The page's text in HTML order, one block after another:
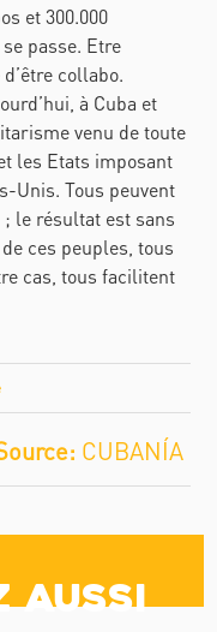
et 300.000
passe. Etre
collabo.
à Cuba et
venu de toute
les Etats imposant
Unis. Tous peuvent
le résultat est sans
ces peuples, tous
cas, tous facilitent
CUBANÍA
aussi